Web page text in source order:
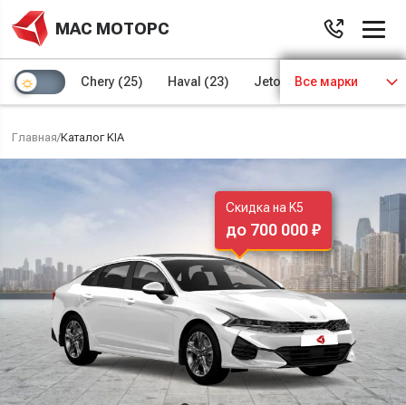
МАС МОТОРС
Chery (25) Haval (23) Jetour (8) Kaiyi (4)
Все марки
Главная/Каталог KIA
Скидка на K5
до 700 000 ₽